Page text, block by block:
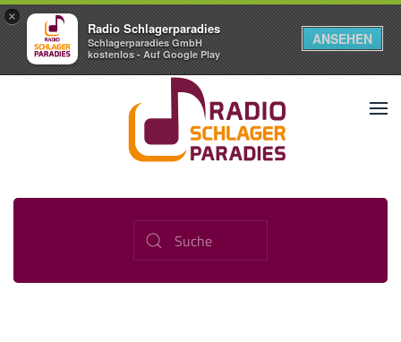
×
Radio Schlagerparadies
Schlagerparadies GmbH
kostenlos - Auf Google Play
ANSEHEN